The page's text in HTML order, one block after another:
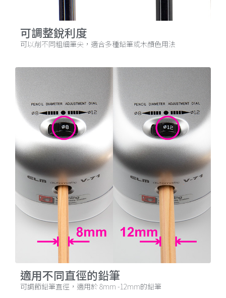
可調整銳利度
可以削不同粗細筆尖，適合多種鉛筆或木顏色用法
適用不同直徑的鉛筆
可調節鉛筆直徑，適用於 8mm -12mm的鉛筆